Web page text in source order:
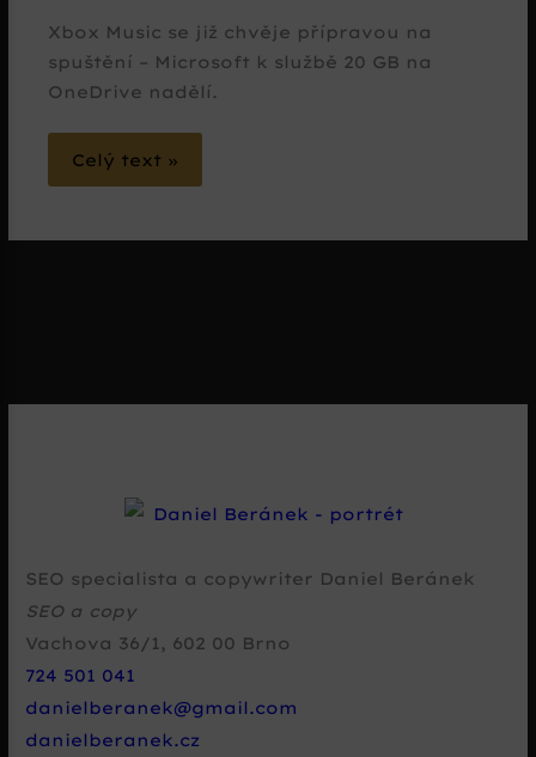
Xbox Music se již chvěje přípravou na
spuštění – Microsoft k službě 20 GB na
OneDrive nadělí.
Celý text »
SEO specialista a copywriter Daniel Beránek
SEO a copy
Vachova 36/1 , 602 00 Brno
724 501 041
danielberanek@gmail.com
danielberanek.cz